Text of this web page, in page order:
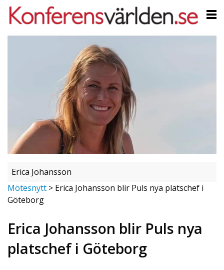
Erica Johansson
Mötesnytt > Erica Johansson blir Puls nya platschef i
Göteborg
Erica Johansson blir Puls nya
platschef i Göteborg